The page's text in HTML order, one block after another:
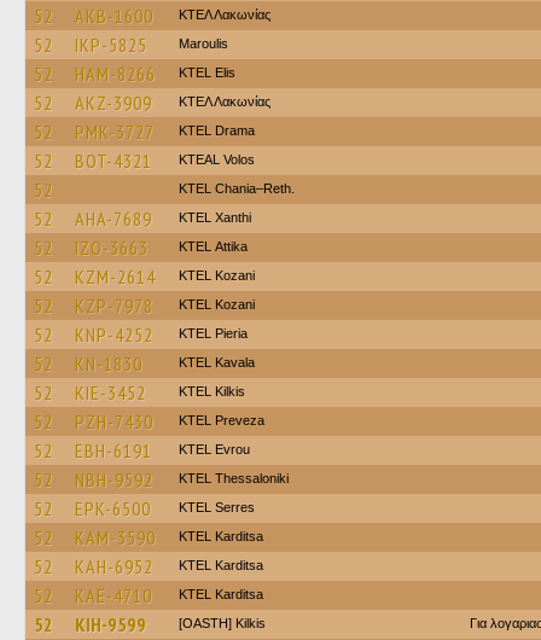
52 AKB-1600 ΚΤΕΛ Λακωνίας
52 IKP-5825 Maroulis
52 HAM-8266 KTEL Elis
52 AKZ-3909 ΚΤΕΛ Λακωνίας
52 PMK-3727 KTEL Drama
52 BOT-4321 KTEAL Volos
52 KTEL Chania–Reth.
52 AHA-7689 KTEL Xanthi
52 IZO-3663 KΤΕL Αttika
52 KZM-2614 ΚΤΕL Kozani
52 KZP-7978 ΚΤΕL Kozani
52 KNP-4252 KTEL Pieria
52 KN-1830 KTEL Kavala
52 KIE-3452 KTEL Kilkis
52 PZH-7430 KTEL Preveza
52 EBH-6191 KTEL Evrou
52 NBH-9592 KTEL Thessaloniki
52 EPK-6500 KTEL Serres
52 KAM-3590 ΚΤΕL Karditsa
52 KAH-6952 ΚΤΕL Karditsa
52 KAE-4710 ΚΤΕL Karditsa
52 KIH-9599 [OASTH] Kilkis Για